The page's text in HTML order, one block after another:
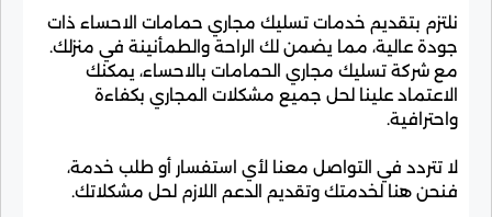
نلتزم بتقديم خدمات تسليك مجاري حمامات الاحساء ذات
جودة عالية، مما يضمن لك الراحة والطمأنينة في منزلك.
مع شركة تسليك مجاري الحمامات بالاحساء، يمكنك
الاعتماد علينا لحل جميع مشكلات المجاري بكفاءة
واحترافية.
لا تتردد في التواصل معنا لأي استفسار أو طلب خدمة،
فنحن هنا لخدمتك وتقديم الدعم اللازم لحل مشكلاتك.